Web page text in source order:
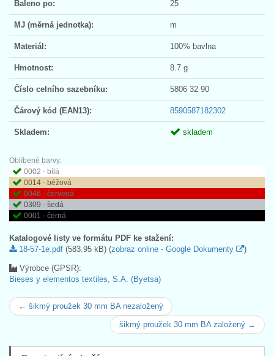
Baleno po: 25
MJ (měrná jednotka): m
Materiál: 100% bavlna
Hmotnost: 8.7 g
Číslo celního sazebníku: 5806 32 90
Čárový kód (EAN13): 8590587182302
Skladem: skladem
Oblíbené barvy:
0002 - bílá
0014 - béžová
0046 - červená
0309 - šedá
0001 - černá
Katalogové listy ve formátu PDF ke stažení:
18-57-1e.pdf (583.95 kB) (zobraz online - Google Dokumenty )
Výrobce (GPSR):
Bieses y elementos textiles, S.A. (Byetsa)
← šikmý proužek 30 mm BA nezaložený
šikmý proužek 30 mm BA založený →